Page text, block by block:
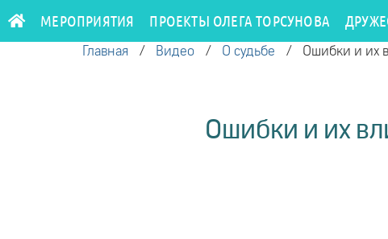
МЕРОПРИЯТИЯ ПРОЕКТЫ ОЛЕГА ТОРСУНОВА
Главная / Видео / О судьбе / Ошибки и их
Ошибки и их